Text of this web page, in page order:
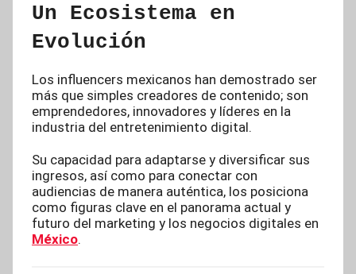
Un Ecosistema en
Evolución
Los influencers mexicanos han demostrado ser
más que simples creadores de contenido; son
emprendedores, innovadores y líderes en la
industria del entretenimiento digital.
Su capacidad para adaptarse y diversificar sus
ingresos, así como para conectar con
audiencias de manera auténtica, los posiciona
como figuras clave en el panorama actual y
futuro del marketing y los negocios digitales en
México.